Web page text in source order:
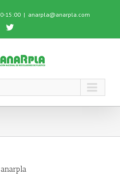
15:00 | anarpla@anarpla.com
Twitter
anarpla